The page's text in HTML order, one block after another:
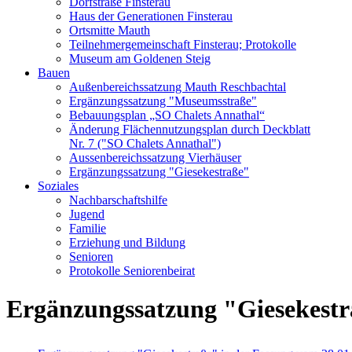
Haus der Generationen Finsterau
Ortsmitte Mauth
Teilnehmergemeinschaft Finsterau; Protokolle
Museum am Goldenen Steig
Bauen
Außenbereichssatzung Mauth Reschbachtal
Ergänzungssatzung "Museumsstraße"
Bebauungsplan „SO Chalets Annathal“
Änderung Flächennutzungsplan durch Deckblatt
Nr. 7 ("SO Chalets Annathal")
Aussenbereichssatzung Vierhäuser
Ergänzungssatzung "Giesekestraße"
Soziales
Nachbarschaftshilfe
Jugend
Familie
Erziehung und Bildung
Senioren
Protokolle Seniorenbeirat
Ergänzungssatzung